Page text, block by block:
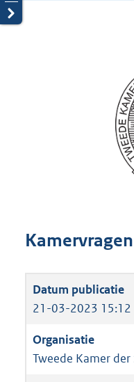
21-03-2023 15:12
Tweede Kamer